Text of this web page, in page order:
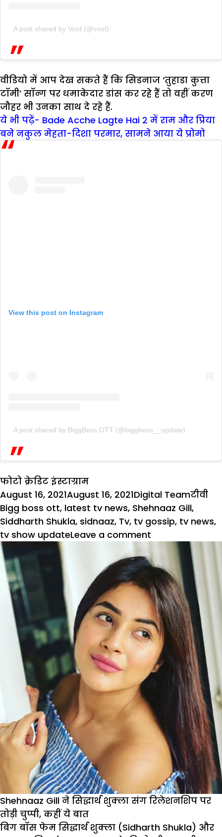
A post shared by Voot (@voot)
वीडियो में आप देख सकते हैं कि सिडनाज ‘तुहाडा कुत्ता
टॉमी’ सॉन्ग पर धमाकेदार डांस कर रहे हैं तो वहीं करण
जौहर भी उनका साथ दे रहे हैं.
ये भी पढ़ें- Bade Acche Lagte Hai 2 में राम और प्रिया
बने नकुल मेहता-दिशा परमार, सामने आया ये प्रोमो
View this post on Instagram
A post shared by BiggBoss OTT (@biggboss__update)
फोटो क्रेडिट इंस्टाग्राम
Posted
on
August 16, 2021August 16, 2021Author
Digital Teamटीवी
Bigg boss ott, latest tv news, Shehnaaz Gill,
Siddharth Shukla, sidnaaz, Tv, tv gossip, tv news,
tv show updateLeave a comment
Boss
Ott:
शो
में
पहुंचे
Siddharth
Shukla
और
Shehnaaz
केमेस्ट्री
ने
लूटी
महफिल
Shehnaaz Gill ने सिद्धार्थ शुक्ला संग रिलेशनशिप पर
तोड़ी चुप्पी, कहीं ये बात
बिग बॉस फेम सिद्धार्थ शुक्ला (Sidharth Shukla) और